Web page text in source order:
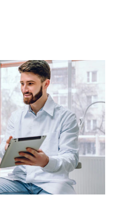
PARA PROFESIONALES
CUPONES
DO (ES)
SUSCRÍBASE